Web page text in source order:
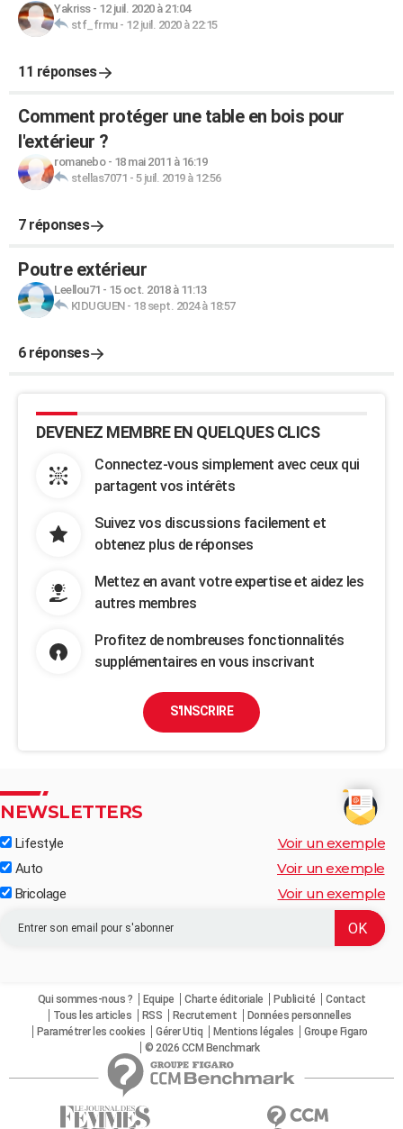
Yakriss- 12 juil. 2020 à 21:04
stf_frmu- 12 juil. 2020 à 22:15
11 réponses
Comment protéger une table en bois pour
l'extérieur ?
romanebo- 18 mai 2011 à 16:19
stellas7071 - 5 juil. 2019 à 12:56
7 réponses
Poutre extérieur
Leellou71 - 15 oct. 2018 à 11:13
KIDUGUEN- 18 sept. 2024 à 18:57
6 réponses
DEVENEZ MEMBRE EN QUELQUES CLICS
Connectez-vous simplement avec ceux qui
partagent vos intérêts
Suivez vos discussions facilement et
obtenez plus de réponses
Mettez en avant votre expertise et aidez les
autres membres
Profitez de nombreuses fonctionnalités
supplémentaires en vous inscrivant
S'INSCRIRE
NEWSLETTERS
Lifestyle Voir un exemple
Auto Voir un exemple
Bricolage Voir un exemple
Qui sommes-nous ? Equipe Charte éditoriale Publicité
Contact
Tous les articles
RSS Recrutement
Données personnelles
Paramétrer les cookies
Gérer Utiq Mentions légales
Groupe Figaro
© 2026 CCM Benchmark